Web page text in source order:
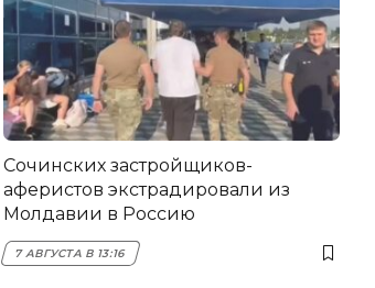
Сочинских застройщиков-
аферистов экстрадировали из
Молдавии в Россию
7 АВГУСТА В 13:16